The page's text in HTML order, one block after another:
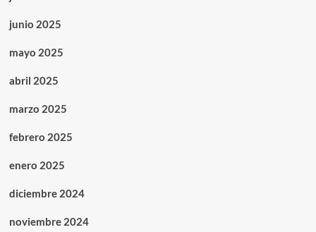
junio 2025
mayo 2025
abril 2025
marzo 2025
febrero 2025
enero 2025
diciembre 2024
noviembre 2024